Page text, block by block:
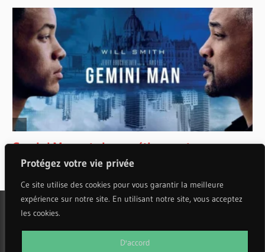
Protégez votre vie privée
Ce site utilise des cookies pour vous garantir la meilleure
expérience sur notre site. En utilisant notre site, vous acceptez
les cookies.
D'accord
WordPress Theme: Wellington by ThemeZee.